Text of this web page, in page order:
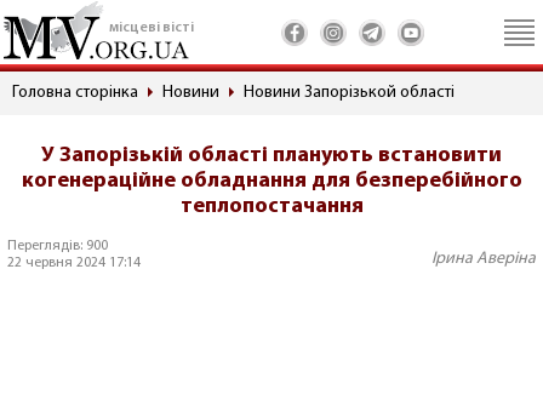
місцеві вісті
Головна сторінка Новини Новини Запорізькой області
У Запорізькій області планують встановити
когенераційне обладнання для безперебійного
теплопостачання
Переглядів: 900
22 червня 2024 17:14
Ірина Аверіна